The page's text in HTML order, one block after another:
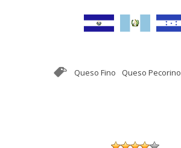
Queso Fino Queso Pecorino